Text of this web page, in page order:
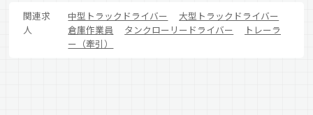
関連求
人
中型トラックドライバー
大型トラックドライバー
倉庫作業員
タンクローリードライバー
トレーラ
ー（牽引）